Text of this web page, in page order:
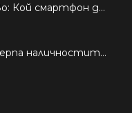
Подробно ръководство: Кой смартфон да купиш през 2026 г.?
OnePlus официално изчерпа наличностите си от телефони на основни пазари